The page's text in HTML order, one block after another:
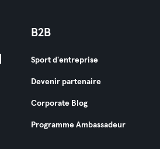
B2B
Sport d'entreprise
Devenir partenaire
Corporate Blog
Programme Ambassadeur